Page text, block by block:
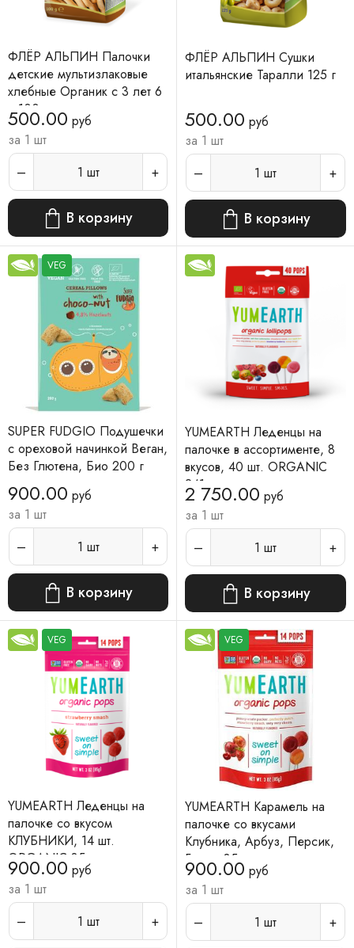
ФЛЁР АЛЬПИН Палочки
детские мультизлаковые
хлебные Органик с 3 лет 6
п 100 г
500.00 руб
за 1 шт
1 шт
В корзину
ФЛЁР АЛЬПИН Сушки
итальянские Таралли 125 г
500.00 руб
за 1 шт
1 шт
В корзину
VEG
SUPER FUDGIO Подушечки
с ореховой начинкой Веган,
Без Глютена, Био 200 г
900.00 руб
за 1 шт
1 шт
В корзину
YUMEARTH Леденцы на
палочке в ассортименте, 8
вкусов, 40 шт. ORGANIC
241 г
2 750.00 руб
за 1 шт
1 шт
В корзину
VEG
YUMEARTH Леденцы на
палочке со вкусом
КЛУБНИКИ, 14 шт.
ORGANIC 85 г
900.00 руб
за 1 шт
1 шт
VEG
YUMEARTH Карамель на
палочке со вкусами
Клубника, Арбуз, Персик,
Гранат 85 г
900.00 руб
за 1 шт
1 шт